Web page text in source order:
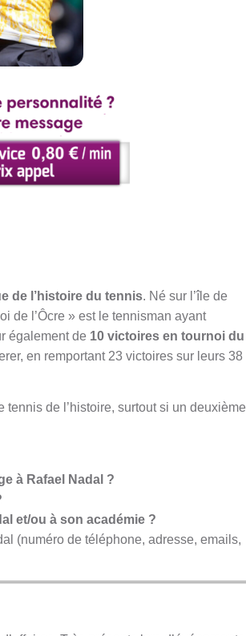
de l’histoire du tennis. Né sur l’île de
de l’Ôcre » est le tennisman ayant
également de 10 victoires en tournoi du
en remportant 23 victoires sur leurs 38
de l’histoire, surtout si un deuxième
à Rafael Nadal ?
et/ou à son académie ?
(numéro de téléphone, adresse, emails,